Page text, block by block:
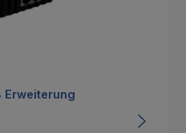
Erweiterung